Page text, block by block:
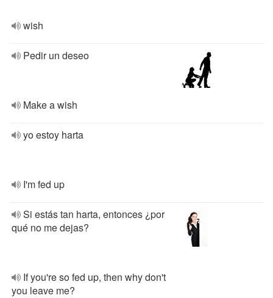
wish
Pedir un deseo
Make a wish
yo estoy harta
I'm fed up
Si estás tan harta, entonces ¿por
qué no me dejas?
If you're so fed up, then why don't
you leave me?